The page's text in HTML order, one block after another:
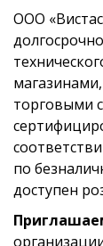
ООО
торговыми
по
доступен